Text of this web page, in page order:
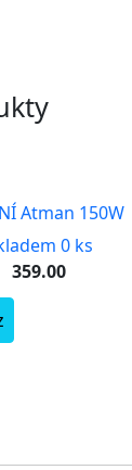
Atman 150W
0 ks
359.00